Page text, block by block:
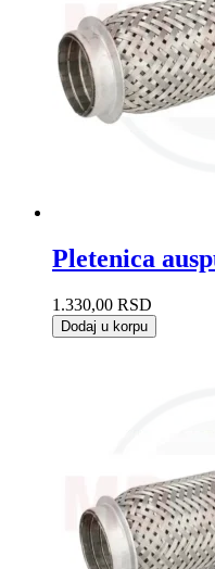
Pletenica
1.330,00 RSD
Dodaj u korpu